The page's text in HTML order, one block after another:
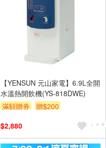
【YENSUN 元山家電】6.9L全開
水溫熱開飲機(YS-818DWE)
滿額贈券
贈$200
$2,880